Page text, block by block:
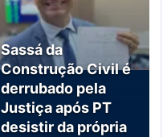
Sassá da
Construção Civil é
derrubado pela
Justiça após PT
desistir da própria